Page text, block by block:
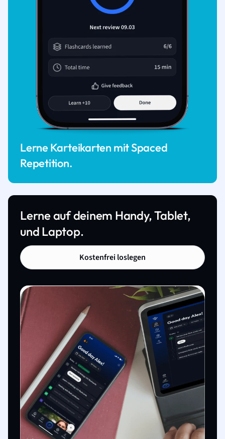
Lerne Karteikarten mit Spaced
Repetition.
Lerne auf deinem Handy, Tablet,
und Laptop.
Kostenfrei loslegen